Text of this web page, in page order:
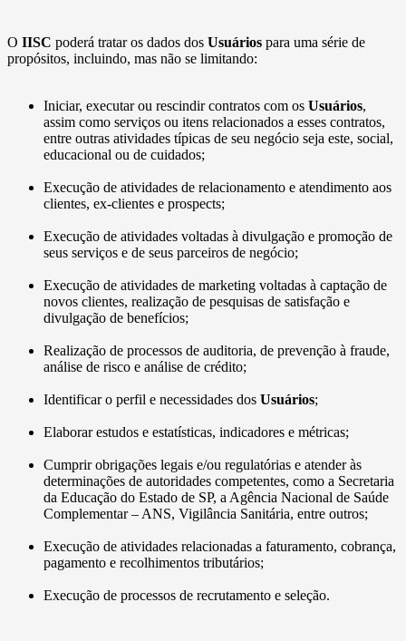
O IISC poderá tratar os dados dos Usuários para uma série de
propósitos, incluindo, mas não se limitando:
Iniciar, executar ou rescindir contratos com os Usuários,
assim como serviços ou itens relacionados a esses contratos,
entre outras atividades típicas de seu negócio seja este, social,
educacional ou de cuidados;
Execução de atividades de relacionamento e atendimento aos
clientes, ex-clientes e prospects;
Execução de atividades voltadas à divulgação e promoção de
seus serviços e de seus parceiros de negócio;
Execução de atividades de marketing voltadas à captação de
novos clientes, realização de pesquisas de satisfação e
divulgação de benefícios;
Realização de processos de auditoria, de prevenção à fraude,
análise de risco e análise de crédito;
Identificar o perfil e necessidades dos Usuários;
Elaborar estudos e estatísticas, indicadores e métricas;
Cumprir obrigações legais e/ou regulatórias e atender às
determinações de autoridades competentes, como a Secretaria
da Educação do Estado de SP, a Agência Nacional de Saúde
Complementar – ANS, Vigilância Sanitária, entre outros;
Execução de atividades relacionadas a faturamento, cobrança,
pagamento e recolhimentos tributários;
Execução de processos de recrutamento e seleção.